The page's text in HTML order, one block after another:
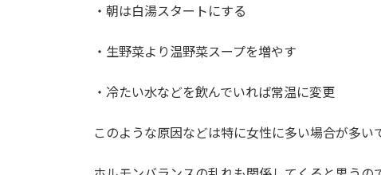
・朝は白湯スタートにする
・生野菜より温野菜スープを増やす
・冷たい水などを飲んでいれば常温に変更
このような原因などは特に女性に多い場合が多い